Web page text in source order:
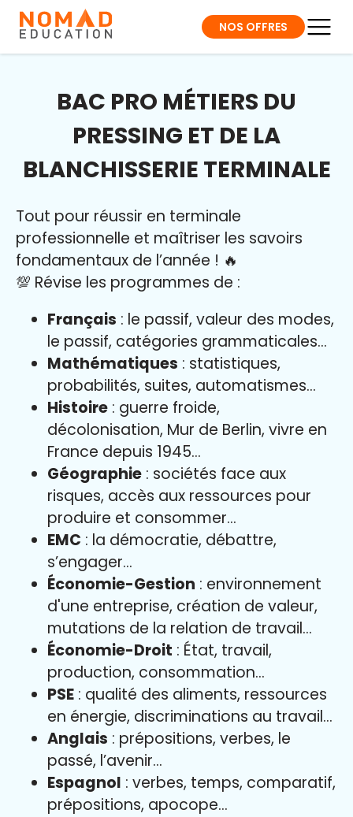
NOS OFFRES
BAC PRO MÉTIERS DU
PRESSING ET DE LA
BLANCHISSERIE TERMINALE
Tout pour réussir en terminale
professionnelle et maîtriser les savoirs
fondamentaux de l’année ! 🔥
💯 Révise les programmes de :
Français : le passif, valeur des modes,
le passif, catégories grammaticales…
Mathématiques : statistiques,
probabilités, suites, automatismes…
Histoire : guerre froide,
décolonisation, Mur de Berlin, vivre en
France depuis 1945…
Géographie : sociétés face aux
risques, accès aux ressources pour
produire et consommer…
EMC : la démocratie, débattre,
s’engager…
Économie-Gestion : environnement
d'une entreprise, création de valeur,
mutations de la relation de travail…
Économie-Droit : État, travail,
production, consommation…
PSE : qualité des aliments, ressources
en énergie, discriminations au travail…
Anglais : prépositions, verbes, le
passé, l’avenir…
Espagnol : verbes, temps, comparatif,
prépositions, apocope…